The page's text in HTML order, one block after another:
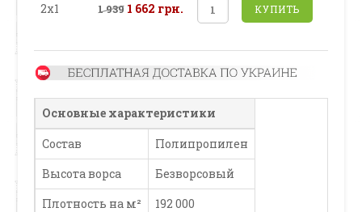
2х1 1 939 1 662 грн. КУПИТЬ
Основные характеристики
Состав
Полипропилен
Высота ворса
Безворсовый
Плотность на м²
192 000